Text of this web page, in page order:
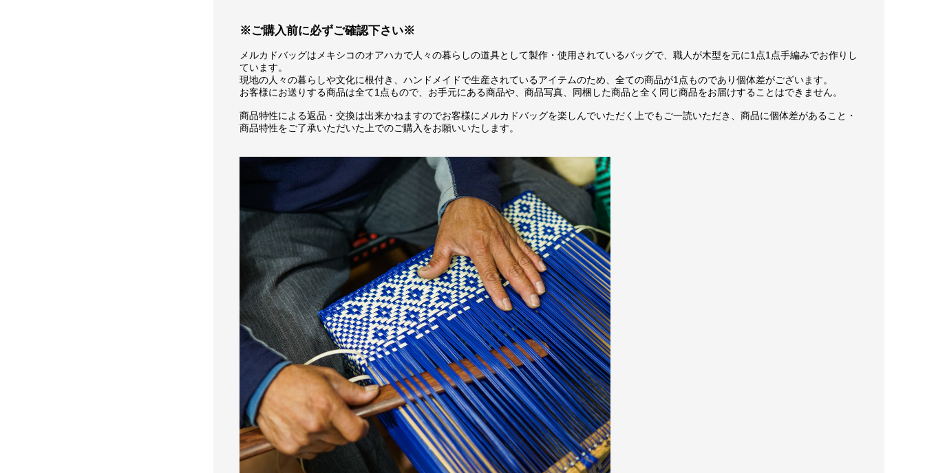
※ご購入前に必ずご確認下さい※
メルカドバッグはメキシコのオアハカで人々の暮らしの道具として製作・使用されているバッグで、職人が木型を元に1点1点手編みでお作りし
ています。
現地の人々の暮らしや文化に根付き、ハンドメイドで生産されているアイテムのため、全ての商品が1点ものであり個体差がございます。
お客様にお送りする商品は全て1点もので、お手元にある商品や、商品写真、同梱した商品と全く同じ商品をお届けすることはできません。
商品特性による返品・交換は出来かねますのでお客様にメルカドバッグを楽しんでいただく上でもご一読いただき、商品に個体差があること・
商品特性をご了承いただいた上でのご購入をお願いいたします。